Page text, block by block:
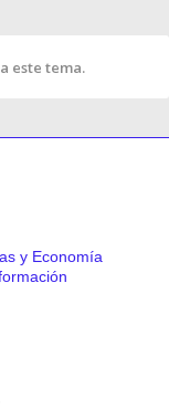
este tema.
y Economía